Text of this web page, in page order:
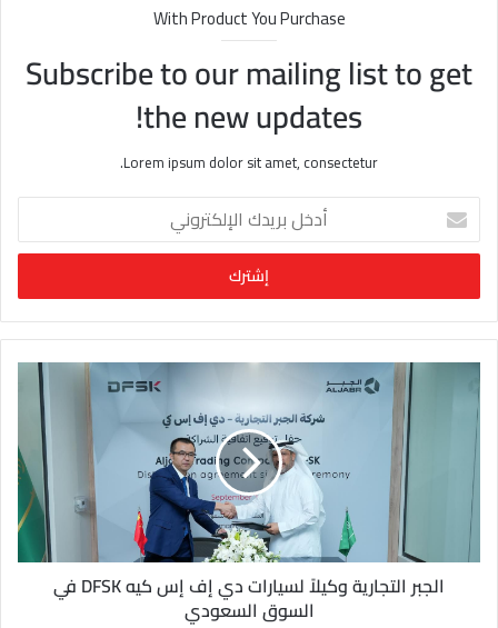
With Product You Purchase
Subscribe to our mailing list to get
the new updates!
Lorem ipsum dolor sit amet, consectetur.
خ
ب
ر
ي
د
ك
ا
ل
ك
ر
الجبر التجارية وكيلاً لسيارات دي إف إس كيه DFSK في
السوق السعودي